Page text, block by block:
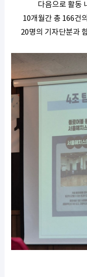
다음으로 활동
10개월간 총 166건
20명의 기자단분과